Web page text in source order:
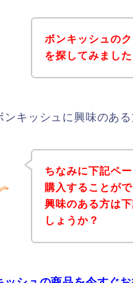
ボンキッシュの
を探してみました
ンキッシュに興味のあ
ちなみに下記ペ
購入することが
興味のある方は
しょうか？